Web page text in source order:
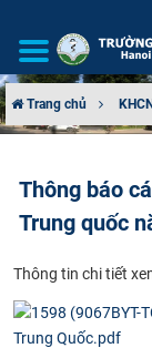
CƠ CẤU TỔ
ĐÀO TẠO
Trang chủ
Thông báo
Trung quốc
Thông tin chi tiết